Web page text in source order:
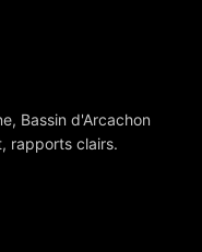
Bassin d'Arcachon
rapports clairs.